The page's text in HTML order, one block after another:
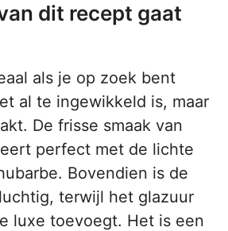
dit recept gaat
als je op zoek bent
al te ingewikkeld is, maar
De frisse smaak van
perfect met de lichte
Bovendien is de
terwijl het glazuur
luxe toevoegt. Het is een